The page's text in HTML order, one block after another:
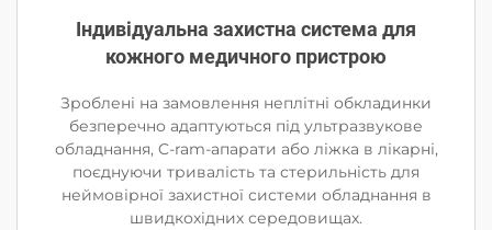
Індивідуальна захистна система для
кожного медичного пристрою
Зроблені на замовлення неплітні обкладинки
безперечно адаптуються під ультразвукове
обладнання, C-ram-апарати або ліжка в лікарні,
поєднуючи тривалість та стерильність для
неймовірної захистної системи обладнання в
швидкохідних середовищах.